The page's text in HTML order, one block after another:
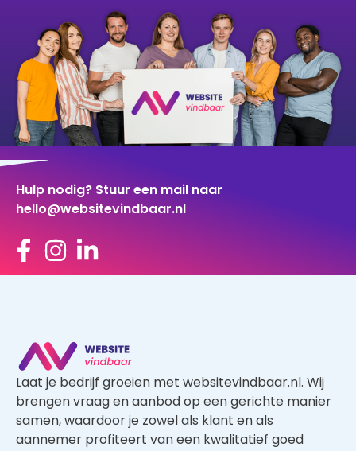
Hulp nodig? Stuur een mail naar
Laat je bedrijf groeien met websitevindbaar.nl. Wij
brengen vraag en aanbod op een gerichte manier
samen, waardoor je zowel als klant en als
aannemer profiteert van een kwalitatief goed
aanbod.